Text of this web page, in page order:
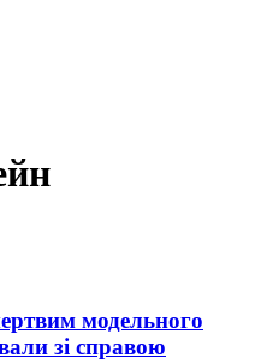
модельного
зі справою